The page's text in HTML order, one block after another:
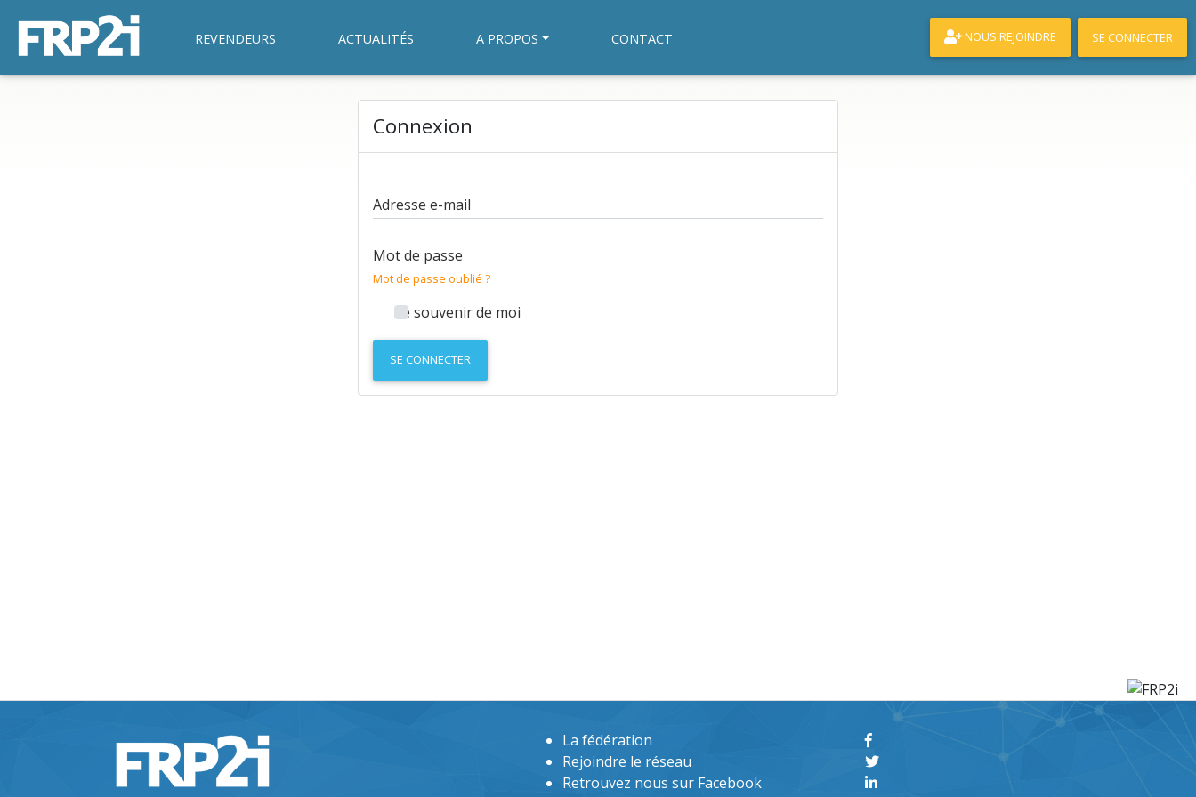
REVENDEURS ACTUALITÉS A PROPOS CONTACT NOUS REJOINDRE SE CONNECTER
Connexion
Adresse e-mail
Mot de passe
Mot de passe oublié ?
Se souvenir de moi
SE CONNECTER
La fédération
Rejoindre le réseau
Retrouvez nous sur Facebook